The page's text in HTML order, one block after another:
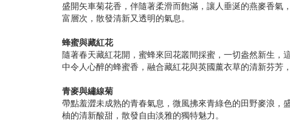
盛開矢車菊花香，伴隨著柔滑而飽滿，讓人垂涎的燕麥香
富層次，散發清新又透明的氣息。
蜂蜜與藏紅花
隨著春天藏紅花開，蜜蜂來回花叢間採蜜，一切盎然新生
中令人心醉的蜂蜜香，融合藏紅花與英國薰衣草的清新芬芳
青麥與繡線菊
帶點羞澀未成熟的青春氣息，微風拂來青綠色的田野麥浪
柚的清新酸甜，散發自由淡雅的獨特魅力。